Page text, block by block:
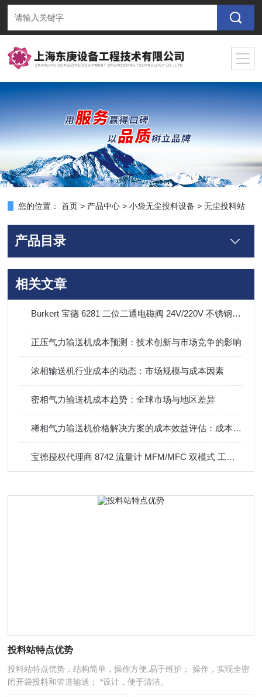
您的位置： 首页 > 产品中心 >小袋无尘投料设备 >无尘投料站
产品目录
相关文章
Burkert 宝德 6281 二位二通电磁阀 24V/220V 不锈钢防爆流体控制阀
正压气力输送机成本预测：技术创新与市场竞争的影响
浓相输送机行业成本的动态：市场规模与成本因素
密相气力输送机成本趋势：全球市场与地区差异
稀相气力输送机价格解决方案的成本效益评估：成本与性能权衡
宝德授权代理商 8742 流量计 MFM/MFC 双模式 工业供气精准控制器
投料站特点优势
投料站特点优势：结构简单，操作方便,易于维护； 操作，实现全密
闭开袋投料和管道输送； *设计，便于清洁。